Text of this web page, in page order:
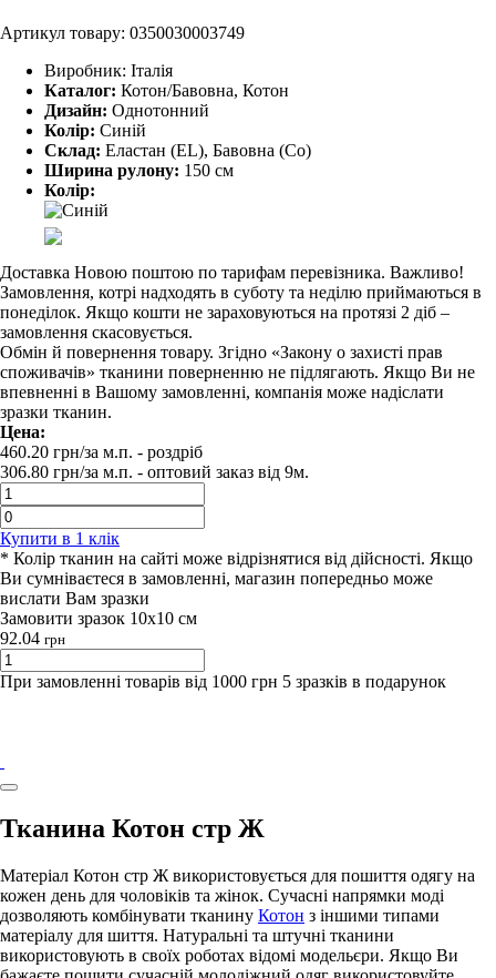
Артикул товару: 0350030003749
Виробник: Італія
Каталог: Котон/Бавовна, Котон
Дизайн: Однотонний
Колір: Синій
Склад: Еластан (EL), Бавовна (Co)
Ширина рулону: 150 см
Колір:
Доставка Новою поштою по тарифам перевізника. Важливо!
Замовлення, котрі надходять в суботу та неділю приймаються в
понеділок. Якщо кошти не зараховуються на протязі 2 діб –
замовлення скасовується.
Обмін й повернення товару. Згідно «Закону о захисті прав
споживачів» тканини поверненню не підлягають. Якщо Ви не
впевненні в Вашому замовленні, компанія може надіслати
зразки тканин.
Цена:
460.20 грн/за м.п. - роздрiб
306.80 грн/за м.п. - оптовий заказ вiд 9м.
Купити в 1 клiк
* Колір тканин на сайті може відрізнятися від дійсності. Якщо
Ви сумніваєтеся в замовленні, магазин попередньо може
вислати Вам зразки
Замовити зразок 10х10 см
92.04 грн
При замовленні товарів від 1000 грн 5 зразків в подарунок
Тканина Котон стр Ж
Матеріал Котон стр Ж використовується для пошиття одягу на
кожен день для чоловіків та жінок. Сучасні напрямки моді
дозволяють комбінувати тканину Котон з іншими типами
матеріалу для шиття. Натуральні та штучні тканини
використовують в своїх роботах відомі модельєри. Якщо Ви